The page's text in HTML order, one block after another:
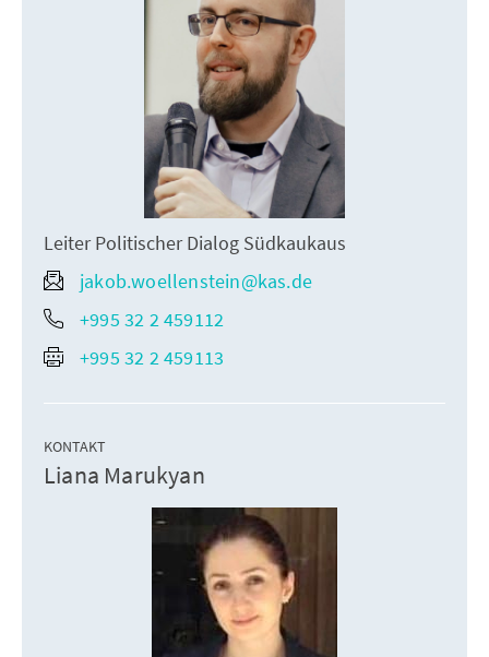
Leiter Politischer Dialog Südkaukaus
jakob.woellenstein@kas.de
+995 32 2 459112
+995 32 2 459113
KONTAKT
Liana Marukyan